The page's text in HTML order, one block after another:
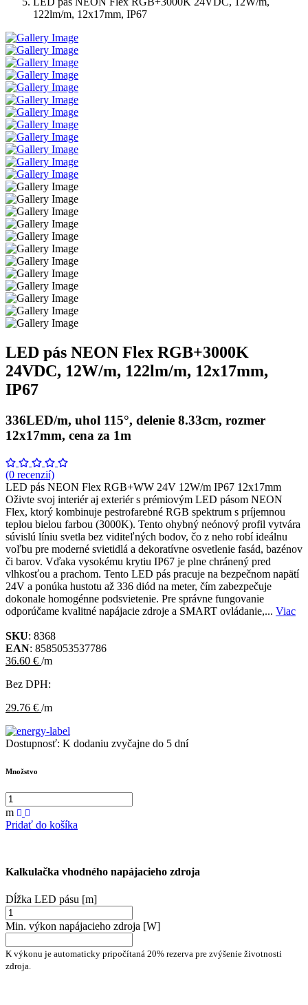
122lm/m, 12x17mm, IP67
LED pás NEON Flex RGB+3000K
24VDC, 12W/m, 122lm/m, 12x17mm,
IP67
336LED/m, uhol 115°, delenie 8.33cm, rozmer
12x17mm, cena za 1m
(0 recenzií)
LED pás NEON Flex RGB+WW 24V 12W/m IP67 12x17mm
Oživte svoj interiér aj exteriér s prémiovým LED pásom NEON
Flex, ktorý kombinuje pestrofarebné RGB spektrum s príjemnou
teplou bielou farbou (3000K). Tento ohybný neónový profil vytvára
súvislú líniu svetla bez viditeľných bodov, čo z neho robí ideálnu
voľbu pre moderné svietidlá a dekoratívne osvetlenie fasád, bazénov
či barov. Vďaka vysokému krytiu IP67 je plne chránený pred
vlhkosťou a prachom. Tento LED pás pracuje na bezpečnom napätí
24V a ponúka hustotu až 336 diód na meter, čím zabezpečuje
dokonale homogénne podsvietenie. Pre správne fungovanie
odporúčame kvalitné napájacie zdroje a SMART ovládanie,... Viac
SKU: 8368
EAN: 8585053537786
36.60 € /m
Bez DPH:
29.76 € /m
Dostupnosť: K dodaniu zvyčajne do 5 dní
Množstvo
m
Pridať do košíka
Kalkulačka vhodného napájacieho zdroja
Dĺžka LED pásu [m]
Min. výkon napájacieho zdroja [W]
K výkonu je automaticky pripočítaná 20% rezerva pre zvýšenie životnosti
zdroja.